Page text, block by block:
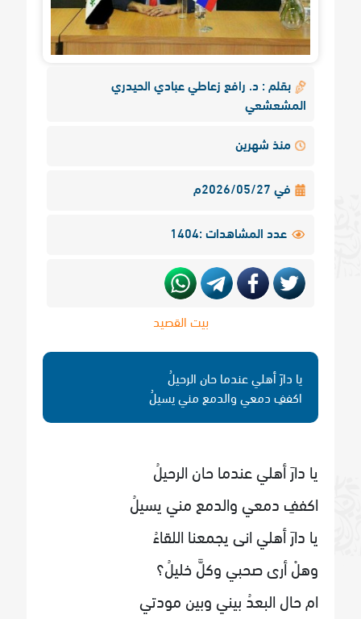
بقلم : د. رافع زعاطي عبادي الحيدري
المشعشعي
منذ شهرين
في 2026/05/27م
عدد المشاهدات :1404
بيت القصيد
يا دارَ أهلي عندما حان الرحيلُ
اكففِ دمعي والدمع مني يسيلُ
يا دارَ أهلي عندما حان الرحيلُ
اكففِ دمعي والدمع مني يسيلُ
يا دارَ أهلي انى يجمعنا اللقاءُ
وهلْ أرى صحبي وكلَّ خليلُ؟
ام حال البعدُ بيني وبين مودتي